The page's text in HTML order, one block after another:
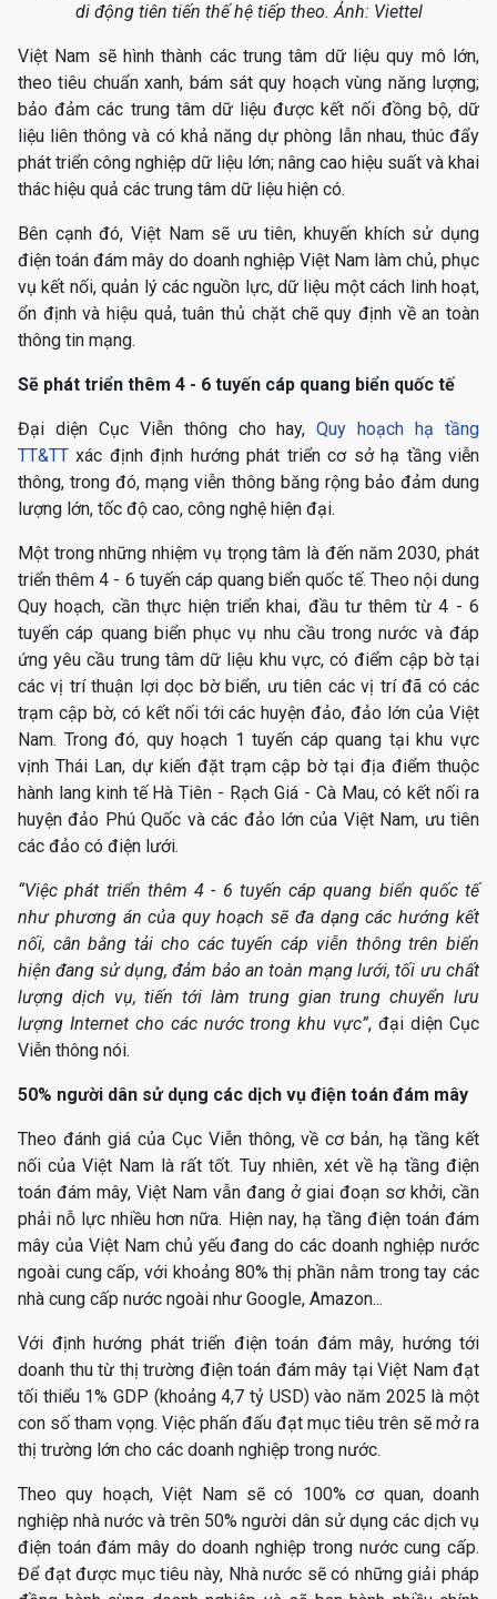
di động tiên tiến thế hệ tiếp theo. Ảnh: Viettel
Việt Nam sẽ hình thành các trung tâm dữ liệu quy mô lớn,
theo tiêu chuẩn xanh, bám sát quy hoạch vùng năng lượng;
bảo đảm các trung tâm dữ liệu được kết nối đồng bộ, dữ
liệu liên thông và có khả năng dự phòng lẫn nhau, thúc đẩy
phát triển công nghiệp dữ liệu lớn; nâng cao hiệu suất và khai
thác hiệu quả các trung tâm dữ liệu hiện có.
Bên cạnh đó, Việt Nam sẽ ưu tiên, khuyến khích sử dụng
điện toán đám mây do doanh nghiệp Việt Nam làm chủ, phục
vụ kết nối, quản lý các nguồn lực, dữ liệu một cách linh hoạt,
ổn định và hiệu quả, tuân thủ chặt chẽ quy định về an toàn
thông tin mạng.
Sẽ phát triển thêm 4 - 6 tuyến cáp quang biển quốc tế
Đại diện Cục Viễn thông cho hay,Quy hoạch hạ tầng
TT&TT xác định định hướng phát triển cơ sở hạ tầng viễn
thông, trong đó, mạng viễn thông băng rộng bảo đảm dung
lượng lớn, tốc độ cao, công nghệ hiện đại.
Một trong những nhiệm vụ trọng tâm là đến năm 2030, phát
triển thêm 4 - 6 tuyến cáp quang biển quốc tế. Theo nội dung
Quy hoạch, cần thực hiện triển khai, đầu tư thêm từ 4 - 6
tuyến cáp quang biển phục vụ nhu cầu trong nước và đáp
ứng yêu cầu trung tâm dữ liệu khu vực, có điểm cập bờ tại
các vị trí thuận lợi dọc bờ biển, ưu tiên các vị trí đã có các
trạm cập bờ, có kết nối tới các huyện đảo, đảo lớn của Việt
Nam. Trong đó, quy hoạch 1 tuyến cáp quang tại khu vực
vịnh Thái Lan, dự kiến đặt trạm cập bờ tại địa điểm thuộc
hành lang kinh tế Hà Tiên - Rạch Giá - Cà Mau, có kết nối ra
huyện đảo Phú Quốc và các đảo lớn của Việt Nam, ưu tiên
các đảo có điện lưới.
“Việc phát triển thêm 4 - 6 tuyến cáp quang biển quốc tế
như phương án của quy hoạch sẽ đa dạng các hướng kết
nối, cân bằng tải cho các tuyến cáp viễn thông trên biển
hiện đang sử dụng, đảm bảo an toàn mạng lưới, tối ưu chất
lượng dịch vụ, tiến tới làm trung gian trung chuyển lưu
lượng Internet cho các nước trong khu vực”, đại diện Cục
Viễn thông nói.
50% người dân sử dụng các dịch vụ điện toán đám mây
Theo đánh giá của Cục Viễn thông, về cơ bản, hạ tầng kết
nối của Việt Nam là rất tốt. Tuy nhiên, xét về hạ tầng điện
toán đám mây, Việt Nam vẫn đang ở giai đoạn sơ khởi, cần
phải nỗ lực nhiều hơn nữa. Hiện nay, hạ tầng điện toán đám
mây của Việt Nam chủ yếu đang do các doanh nghiệp nước
ngoài cung cấp, với khoảng 80% thị phần nằm trong tay các
nhà cung cấp nước ngoài như Google, Amazon...
Với định hướng phát triển điện toán đám mây, hướng tới
doanh thu từ thị trường điện toán đám mây tại Việt Nam đạt
tối thiểu 1% GDP (khoảng 4,7 tỷ USD) vào năm 2025 là một
con số tham vọng. Việc phấn đấu đạt mục tiêu trên sẽ mở ra
thị trường lớn cho các doanh nghiệp trong nước.
Theo quy hoạch, Việt Nam sẽ có 100% cơ quan, doanh
nghiệp nhà nước và trên 50% người dân sử dụng các dịch vụ
điện toán đám mây do doanh nghiệp trong nước cung cấp.
Để đạt được mục tiêu này, Nhà nước sẽ có những giải pháp